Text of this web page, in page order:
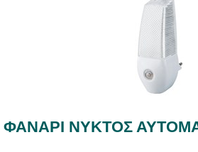
ΦΑΝΑΡΙ ΝΥΚΤΟΣ